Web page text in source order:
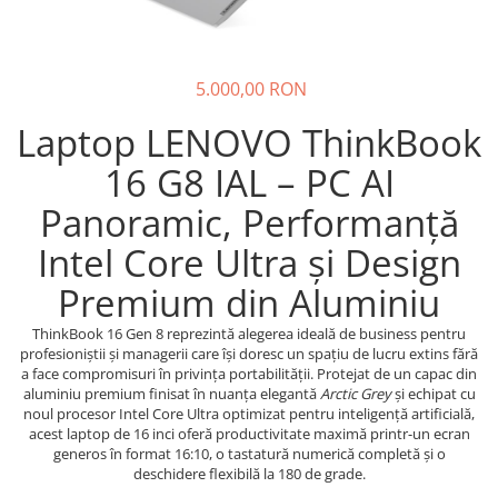
5.000,00 RON
Laptop LENOVO ThinkBook
16 G8 IAL – PC AI
Panoramic, Performanță
Intel Core Ultra și Design
Premium din Aluminiu
ThinkBook 16 Gen 8 reprezintă alegerea ideală de business pentru
profesioniștii și managerii care își doresc un spațiu de lucru extins fără
a face compromisuri în privința portabilității. Protejat de un capac din
aluminiu premium finisat în nuanța elegantă Arctic Greyși echipat cu
noul procesor Intel Core Ultra optimizat pentru inteligență artificială,
acest laptop de 16 inci oferă productivitate maximă printr-un ecran
generos în format 16:10, o tastatură numerică completă și o
deschidere flexibilă la 180 de grade.